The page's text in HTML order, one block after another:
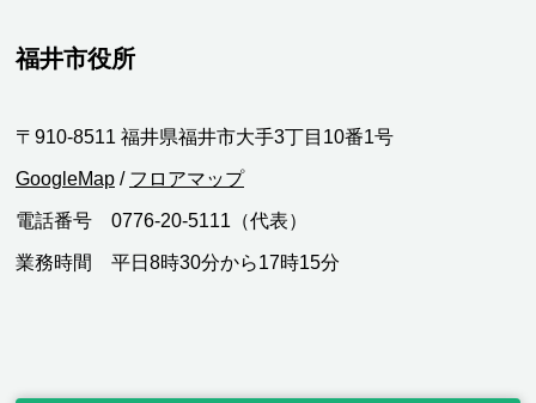
福井市役所
〒910-8511 福井県福井市大手3丁目10番1号
GoogleMap / フロアマップ
電話番号 0776-20-5111（代表）
業務時間 平日8時30分から17時15分